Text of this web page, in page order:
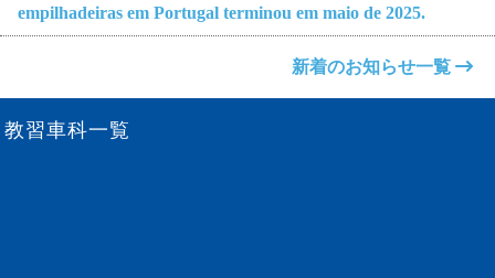
empilhadeiras em Portugal terminou em maio de 2025.
新着のお知らせ一覧
教習車科一覧